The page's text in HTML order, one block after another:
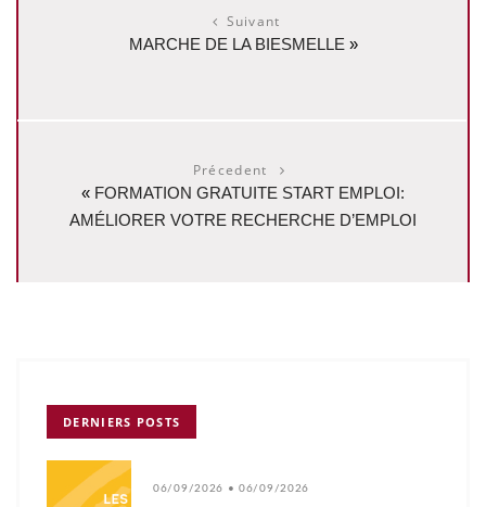
Suivant
MARCHE DE LA BIESMELLE »
Précedent
« FORMATION GRATUITE START EMPLOI:
AMÉLIORER VOTRE RECHERCHE D’EMPLOI
DERNIERS POSTS
06/09/2026 • 06/09/2026